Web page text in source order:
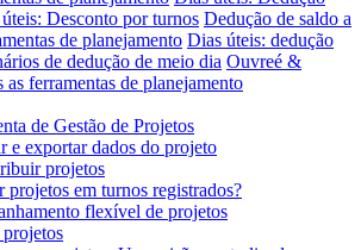
Desconto por turnos Dedução de saldo a
de planejamento Dias úteis: dedução
de dedução de meio dia Ouvreé &
ferramentas de planejamento
de Gestão de Projetos
e exportar dados do projeto
projetos
projetos em turnos registrados?
flexível de projetos